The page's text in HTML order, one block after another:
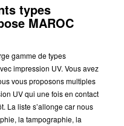
types
MAROC
gamme de types
impression UV. Vous avez
vous proposons multiples
UV qui une fois en contact
La liste s’allonge car nous
la tampographie, la